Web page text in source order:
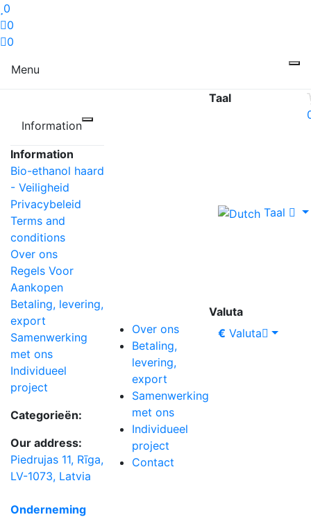
0
0
0
Menu
Information
Information
Bio-ethanol haard
- Veiligheid
Privacybeleid
Terms and
conditions
Over ons
Regels Voor
Aankopen
Betaling, levering,
export
Samenwerking
met ons
Individueel
project
Categorieën:
Our address:
Piedrujas 11, Rīga,
LV-1073, Latvia
Onderneming
Over ons
Betaling,
levering,
export
Samenwerking
met ons
Individueel
project
Contact
Taal
Taal
Valuta
€ Valuta